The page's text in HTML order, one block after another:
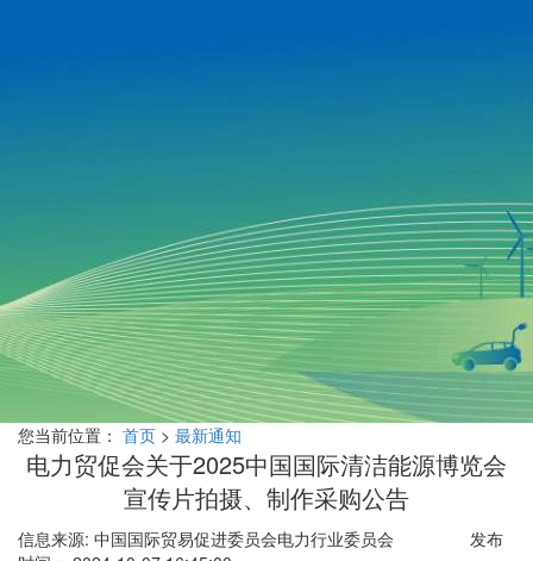
您当前位置： 首页 > 最新通知
电力贸促会关于2025中国国际清洁能源博览会
宣传片拍摄、制作采购公告
信息来源: 中国国际贸易促进委员会电力行业委员会
发布